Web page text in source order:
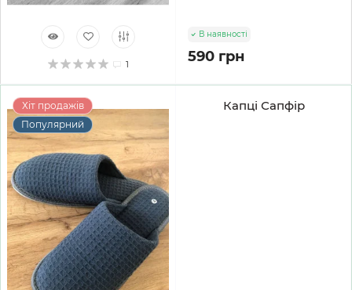
1 590 грн
Хіт продажів
Популярний
Капці Сапфір
В наявності